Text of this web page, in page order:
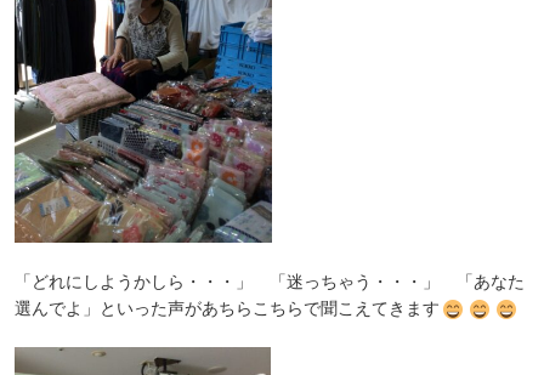
「どれにしようかしら・・・」 「迷っちゃう・・・」 「あなた
選んでよ」といった声があちらこちらで聞こえてきます